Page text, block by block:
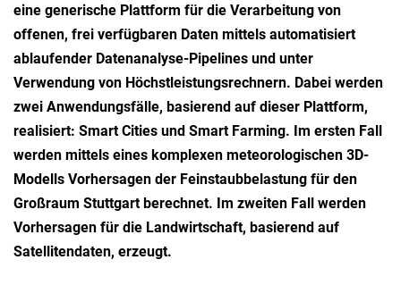
eine generische Plattform für die Verarbeitung von
offenen, frei verfügbaren Daten mittels automatisiert
ablaufender Datenanalyse-Pipelines und unter
Verwendung von Höchstleistungsrechnern. Dabei werden
zwei Anwendungsfälle, basierend auf dieser Plattform,
realisiert: Smart Cities und Smart Farming. Im ersten Fall
werden mittels eines komplexen meteorologischen 3D-
Modells Vorhersagen der Feinstaubbelastung für den
Großraum Stuttgart berechnet. Im zweiten Fall werden
Vorhersagen für die Landwirtschaft, basierend auf
Satellitendaten, erzeugt.